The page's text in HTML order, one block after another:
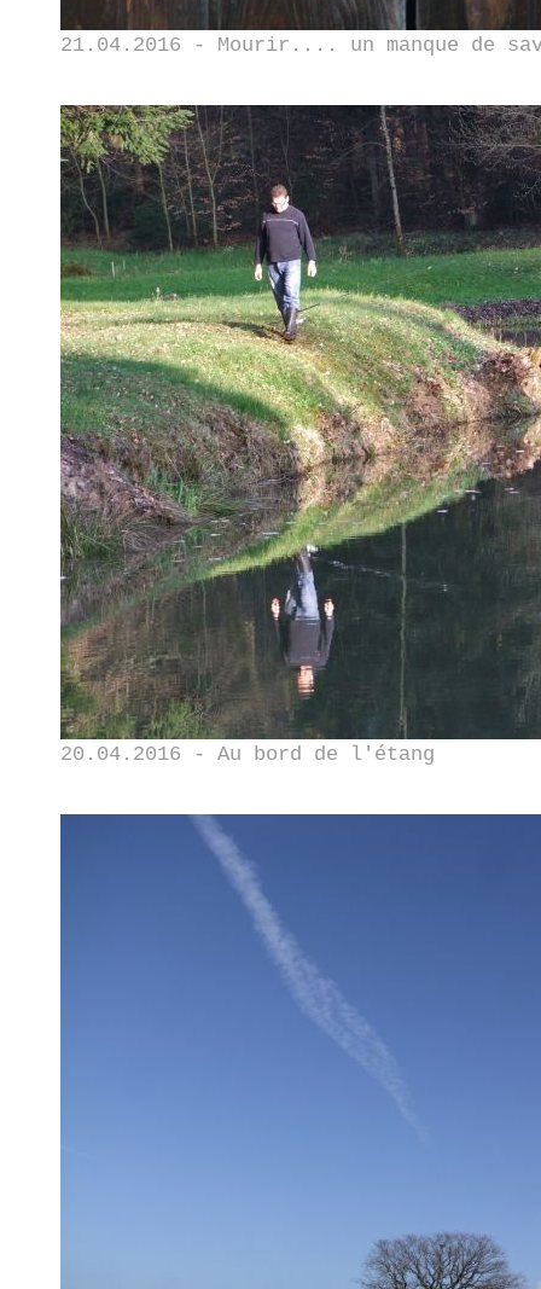
21.04.2016 - Mourir.... un manque de
20.04.2016 - Au bord de l'étang